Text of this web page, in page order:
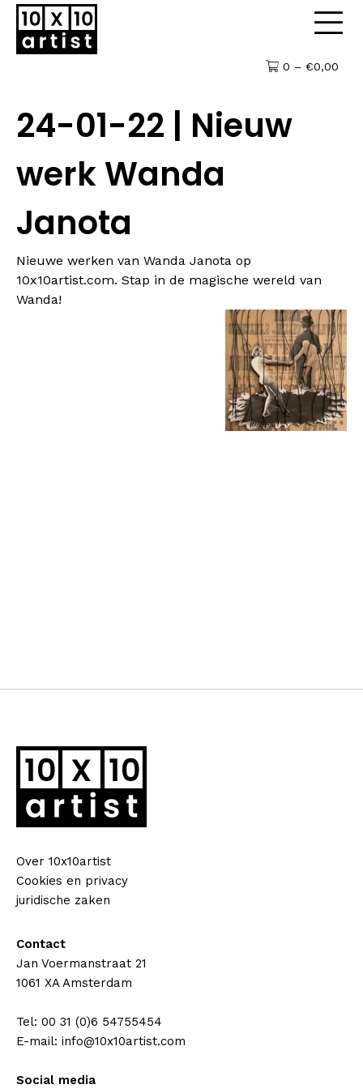
0 – €0,00
24-01-22 | Nieuw
werk Wanda
Janota
Nieuwe werken van Wanda Janota op
10x10artist.com. Stap in de magische wereld van
Wanda!
Over 10x10artist
Cookies en privacy
juridische zaken
Contact
Jan Voermanstraat 21
1061 XA Amsterdam
Tel: 00 31 (0)6 54755454
E-mail: info@10x10artist.com
Social media